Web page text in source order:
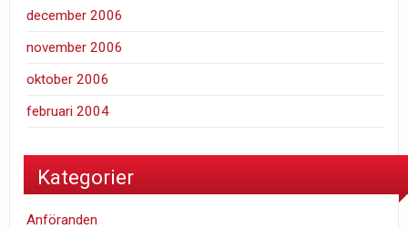
december 2006
november 2006
oktober 2006
februari 2004
Kategorier
Anföranden